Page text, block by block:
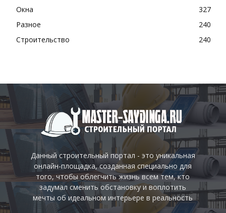
Окна
327
Разное
240
Строительство
240
Данный строительный портал - это уникальная
онлайн-площадка, созданная специально для
того, чтобы облегчить жизнь всем тем, кто
задумал сменить обстановку и воплотить
мечты об идеальном интерьере в реальность